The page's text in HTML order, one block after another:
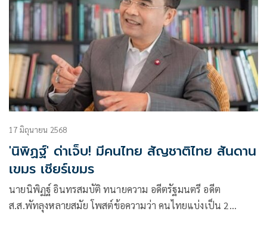
17 มิถุนายน 2568
'นิพิฏฐ์' ด่าเจ็บ! มีคนไทย สัญชาติไทย สันดาน
เขมร เชียร์เขมร
นายนิพิฏฐ์ อินทรสมบัติ ทนายความ อดีตรัฐมนตรี อดีต
ส.ส.พัทลุงหลายสมัย โพสต์ข้อความว่า คนไทยแบ่งเป็น 2